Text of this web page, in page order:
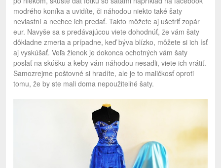
modrého koníka a uvidíte, či náhodou niekto také šaty
nevlastní a nechce ich predať. Takto môžete aj ušetriť zopár
eur. Navyše sa s predávajúcou viete dohodnúť, že vám šaty
dôkladne zmeria a prípadne, keď býva blízko, môžete si ich ísť
aj vyskúšať. Veľa žienok je dokonca ochotných vám šaty
poslať na skúšku a keby vám náhodou nesadli, viete ich vrátiť.
Samozrejme poštovné si hradíte, ale je to maličkosť oproti
tomu, že by ste mali doma nepoužiteľné šaty.